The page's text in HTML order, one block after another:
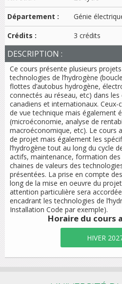
Département : Génie
Crédits : 3 crédits
DESCRIPTION :
Ce cours présente plusieurs
technologies de l’hydrogène
flottes d’autobus hydrogène,
connectés au réseau, etc) dans
canadiens et internationaux. Ceux-
de vue technique mais également
(microéconomie, analyse de
macroéconomique, etc). Le cours
de projet mais également les
l’hydrogène tout au long du cycle
actifs, maintenance, formation
chaines de valeurs des
présentées. La prise en compte
long de la mise en oeuvre du
attention particulière sera
encadrant les technologies de
Installation Code par exemple).
Horaire du cours
HIVER